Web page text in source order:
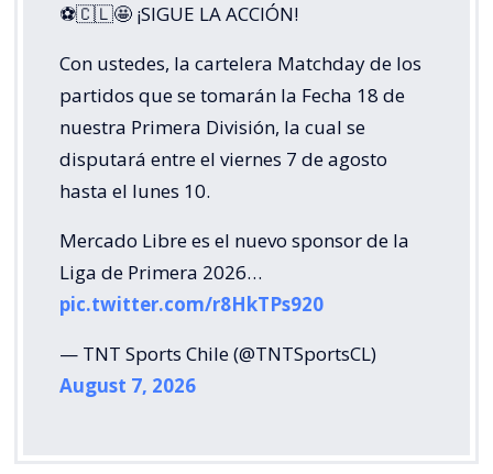
⚽🇨🇱🤩 ¡SIGUE LA ACCIÓN!
Con ustedes, la cartelera Matchday de los
partidos que se tomarán la Fecha 18 de
nuestra Primera División, la cual se
disputará entre el viernes 7 de agosto
hasta el lunes 10.
Mercado Libre es el nuevo sponsor de la
Liga de Primera 2026…
pic.twitter.com/r8HkTPs920
— TNT Sports Chile (@TNTSportsCL)
August 7, 2026